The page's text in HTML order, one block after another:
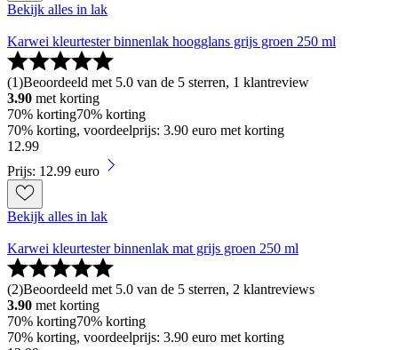
Bekijk alles in lak
Karwei kleurtester binnenlak hoogglans grijs groen 250 ml
(1)Beoordeeld met 5.0 van de 5 sterren, 1 klantreview
3.90 met korting
70% korting70% korting
70% korting, voordeelprijs: 3.90 euro met korting
12.99
Prijs: 12.99 euro
Bekijk alles in lak
Karwei kleurtester binnenlak mat grijs groen 250 ml
(2)Beoordeeld met 5.0 van de 5 sterren, 2 klantreviews
3.90 met korting
70% korting70% korting
70% korting, voordeelprijs: 3.90 euro met korting